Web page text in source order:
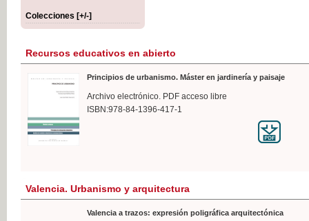
Colecciones [+/-]
Recursos educativos en abierto
Principios de urbanismo. Máster en jardinería y paisaje
Archivo electrónico. PDF acceso libre
ISBN:978-84-1396-417-1
Valencia. Urbanismo y arquitectura
Valencia a trazos: expresión poligráfica arquitectónica